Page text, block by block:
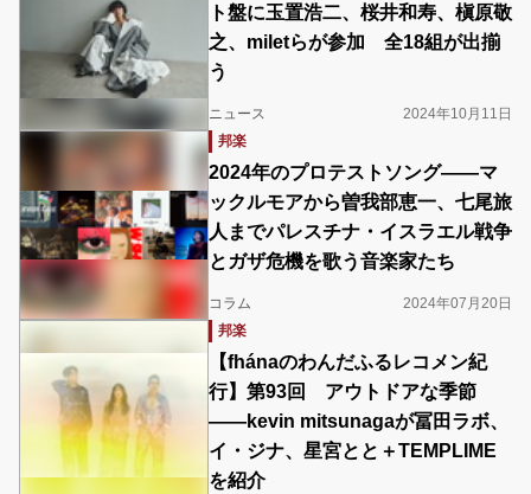
ト盤に玉置浩二、桜井和寿、槇原敬
之、miletらが参加 全18組が出揃
う
ニュース
2024年10月11日
邦楽
2024年のプロテストソング――マ
ックルモアから曽我部恵一、七尾旅
人までパレスチナ・イスラエル戦争
とガザ危機を歌う音楽家たち
コラム
2024年07月20日
邦楽
【fhánaのわんだふるレコメン紀
行】第93回 アウトドアな季節
――kevin mitsunagaが冨田ラボ、
イ・ジナ、星宮とと＋TEMPLIME
を紹介